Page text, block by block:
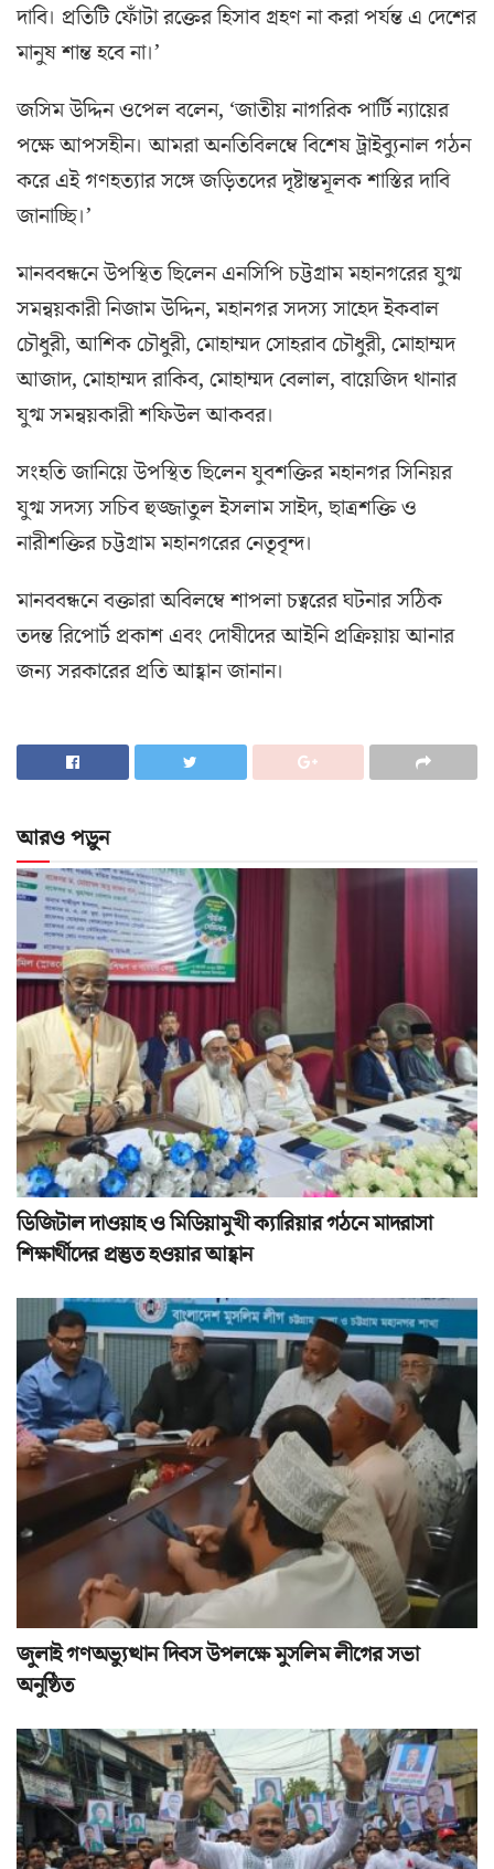
দাবি। প্রতিটি ফোঁটা রক্তের হিসাব গ্রহণ না করা পর্যন্ত এ দেশের
মানুষ শান্ত হবে না।’
জসিম উদ্দিন ওপেল বলেন, ‘জাতীয় নাগরিক পার্টি ন্যায়ের
পক্ষে আপসহীন। আমরা অনতিবিলম্বে বিশেষ ট্রাইব্যুনাল গঠন
করে এই গণহত্যার সঙ্গে জড়িতদের দৃষ্টান্তমূলক শাস্তির দাবি
জানাচ্ছি।’
মানববন্ধনে উপস্থিত ছিলেন এনসিপি চট্টগ্রাম মহানগরের যুগ্ম
সমন্বয়কারী নিজাম উদ্দিন, মহানগর সদস্য সাহেদ ইকবাল
চৌধুরী, আশিক চৌধুরী, মোহাম্মদ সোহরাব চৌধুরী, মোহাম্মদ
আজাদ, মোহাম্মদ রাকিব, মোহাম্মদ বেলাল, বায়েজিদ থানার
যুগ্ম সমন্বয়কারী শফিউল আকবর।
সংহতি জানিয়ে উপস্থিত ছিলেন যুবশক্তির মহানগর সিনিয়র
যুগ্ম সদস্য সচিব হুজ্জাতুল ইসলাম সাইদ, ছাত্রশক্তি ও
নারীশক্তির চট্টগ্রাম মহানগরের নেতৃবৃন্দ।
মানববন্ধনে বক্তারা অবিলম্বে শাপলা চত্বরের ঘটনার সঠিক
তদন্ত রিপোর্ট প্রকাশ এবং দোষীদের আইনি প্রক্রিয়ায় আনার
জন্য সরকারের প্রতি আহ্বান জানান।
আরও পড়ুন
ডিজিটাল দাওয়াহ ও মিডিয়ামুখী ক্যারিয়ার গঠনে মাদরাসা
শিক্ষার্থীদের প্রস্তুত হওয়ার আহ্বান
জুলাই গণঅভ্যুত্থান দিবস উপলক্ষে মুসলিম লীগের সভা
অনুষ্ঠিত